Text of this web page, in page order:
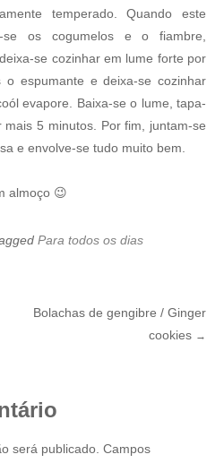
temperado. Quando este
se os cogumelos e o fiambre,
se cozinhar em lume forte por
o espumante e deixa-se cozinhar
evapore. Baixa-se o lume, tapa-
5 minutos. Por fim, juntam-se
e envolve-se tudo muito bem.
almoço 😉
Para todos os dias
Bolachas de gengibre / Ginger
cookies →
será publicado. Campos